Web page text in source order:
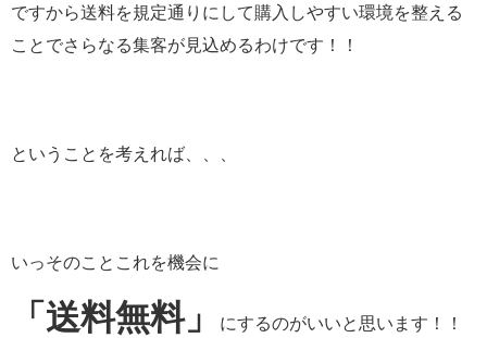
ですから送料を規定通りにして購入しやすい環境を整える
ことでさらなる集客が見込めるわけです！！
ということを考えれば、、、
いっそのことこれを機会に
「送料無料」 にするのがいいと思います！！